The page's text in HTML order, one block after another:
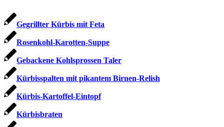
Gegrillter Kürbis mit Feta
Rosenkohl-Karotten-Suppe
Gebackene Kohlsprossen Taler
Kürbisspalten mit pikantem Birnen-Relish
Kürbis-Kartoffel-Eintopf
Kürbisbraten